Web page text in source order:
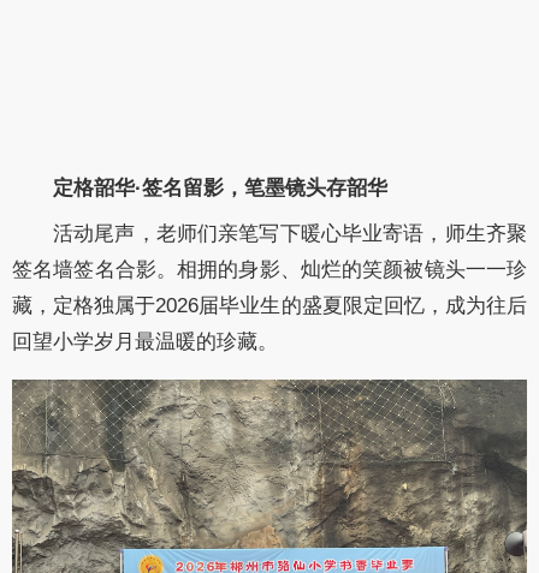
定格韶华·签名留影，笔墨镜头存韶华
活动尾声，老师们亲笔写下暖心毕业寄语，师生齐聚
签名墙签名合影。相拥的身影、灿烂的笑颜被镜头一一珍
藏，定格独属于2026届毕业生的盛夏限定回忆，成为往后
回望小学岁月最温暖的珍藏。